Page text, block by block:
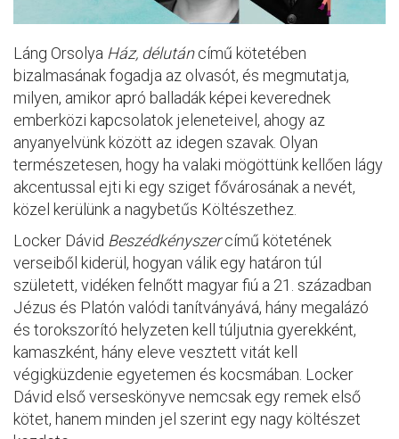
Láng Orsolya Ház, délutáncímű kötetében
bizalmasának fogadja az olvasót, és megmutatja,
milyen, amikor apró balladák képei keverednek
emberközi kapcsolatok jeleneteivel, ahogy az
anyanyelvünk között az idegen szavak. Olyan
természetesen, hogy ha valaki mögöttünk kellően lágy
akcentussal ejti ki egy sziget fővárosának a nevét,
közel kerülünk a nagybetűs Költészethez.
Locker Dávid Beszédkényszercímű kötetének
verseiből kiderül, hogyan válik egy határon túl
született, vidéken felnőtt magyar fiú a 21. században
Jézus és Platón valódi tanítványává, hány megalázó
és torokszorító helyzeten kell túljutnia gyerekként,
kamaszként, hány eleve vesztett vitát kell
végigküzdenie egyetemen és kocsmában. Locker
Dávid első verseskönyve nemcsak egy remek első
kötet, hanem minden jel szerint egy nagy költészet